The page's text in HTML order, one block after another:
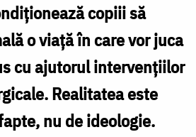
copiii să
o viață în care vor juca
cu ajutorul intervențiilor
Realitatea este
nu de ideologie.